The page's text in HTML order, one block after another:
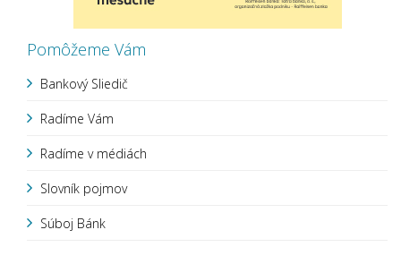
Pomôžeme Vám
Bankový Sliedič
Radíme Vám
Radíme v médiách
Slovník pojmov
Súboj Bánk